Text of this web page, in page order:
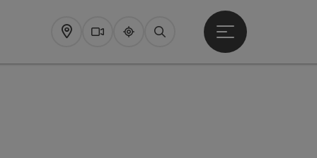
Map WebcamsUpperguide
Zoeken
Startmenu openen